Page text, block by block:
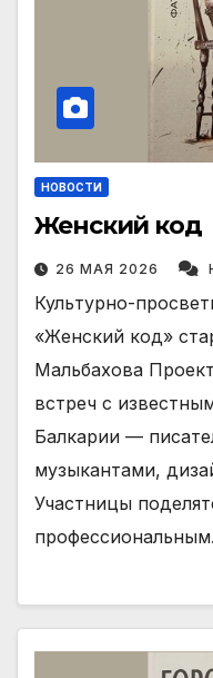
НОВОСТИ
Женский код
26 МАЯ 2026
Культурно-
«Женский код»
Мальбахова
встреч с
Балкарии —
музыкантами,
Участницы